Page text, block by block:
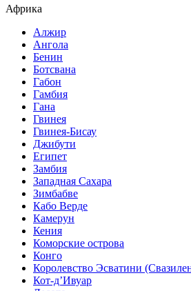
Африка
Алжир
Ангола
Бенин
Ботсвана
Габон
Гамбия
Гана
Гвинея
Гвинея-Бисау
Джибути
Египет
Замбия
Западная Сахара
Зимбабве
Кабо Верде
Камерун
Кения
Коморские острова
Конго
Королевство Эсватини
Кот-д’Ивуар